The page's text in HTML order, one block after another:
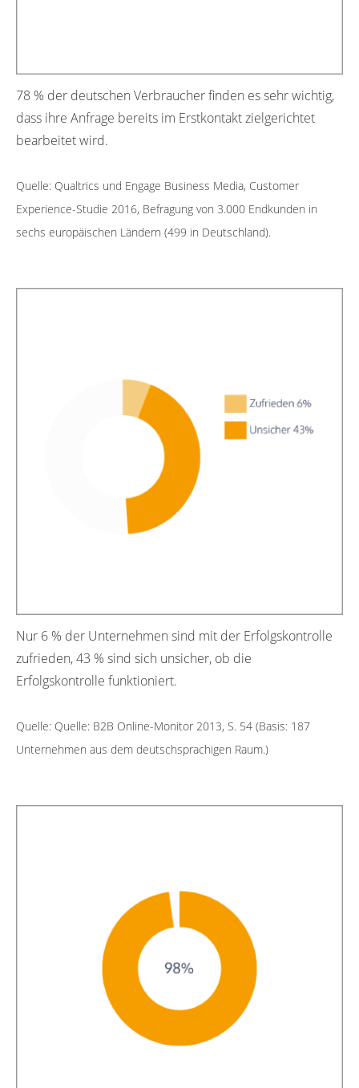
78 % der deutschen Verbraucher finden es sehr wichtig,
dass ihre Anfrage bereits im Erstkontakt zielgerichtet
bearbeitet wird.
Quelle: Qualtrics und Engage Business Media, Customer
Experience-Studie 2016, Befragung von 3.000 Endkunden in
sechs europäischen Ländern (499 in Deutschland).
Nur 6 % der Unternehmen sind mit der Erfolgskontrolle
zufrieden, 43 % sind sich unsicher, ob die
Erfolgskontrolle funktioniert.
Quelle: Quelle: B2B Online-Monitor 2013, S. 54 (Basis: 187
Unternehmen aus dem deutschsprachigen Raum.)